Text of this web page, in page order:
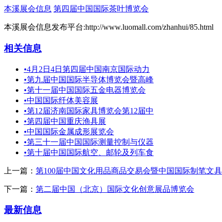
本溪展会信息 第四届中国国际茶叶博览会
本溪展会信息发布平台:http://www.luomall.com/zhanhui/85.html
相关信息
•4月2日4日第四届中国南京国际动力
•第九届中国国际半导体博览会暨高峰
•第十一届中国国际五金电器博览会
•中国国际纤体美容展
•第12届济南国际家具博览会第12届中
•第四届中国重庆渔具展
•中国国际金属成形展览会
•第三十一届中国国际测量控制与仪器
•第十届中国国际航空、邮轮及列车食
上一篇： 第100届中国文化用品商品交易会暨中国国际制笔文
下一篇： 第二届中国（北京）国际文化创意展品博览会
最新信息